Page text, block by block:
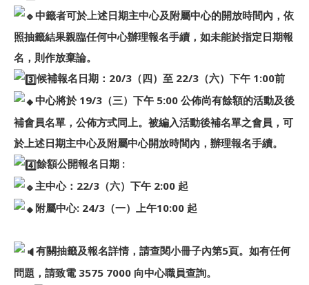
中籤者可於上述日期主中心及附屬中心的開放時間內，依
照抽籤結果親臨任何中心辦理報名手續，如未能於指定日期報
名，則作放棄論。
候補報名日期：20/3（四）至 22/3（六）下午 1:00前
中心將於 19/3（三）下午 5:00 公佈尚有餘額的活動及後
補會員名單，公佈方式同上。被編入活動後補名單之會員，可
於上述日期主中心及附屬中心開放時間內，辦理報名手續。
餘額公開報名日期 :
主中心：22/3（六）下午 2:00 起
附屬中心: 24/3（一）上午10:00 起
有關抽籤及報名詳情，請查閱小冊子內第5頁。如有任何
問題，請致電 3575 7000 向中心職員查詢。